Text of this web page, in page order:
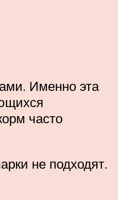
Именно эта
часто
не подходят.